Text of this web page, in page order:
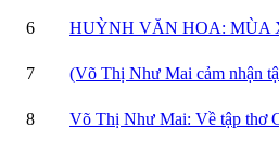
6 HUỲNH VĂN HOA: MÙA
7 (Võ Thị Như Mai cảm nhận
8 Võ Thị Như Mai: Về tập